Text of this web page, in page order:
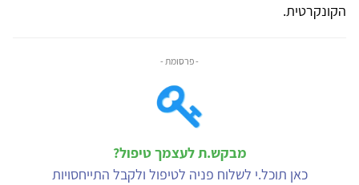
הקונקרטית.
- פרסומת -
מבקש.ת לעצמך טיפול?
כאן תוכל.י לשלוח פניה לטיפול ולקבל התייחסויות